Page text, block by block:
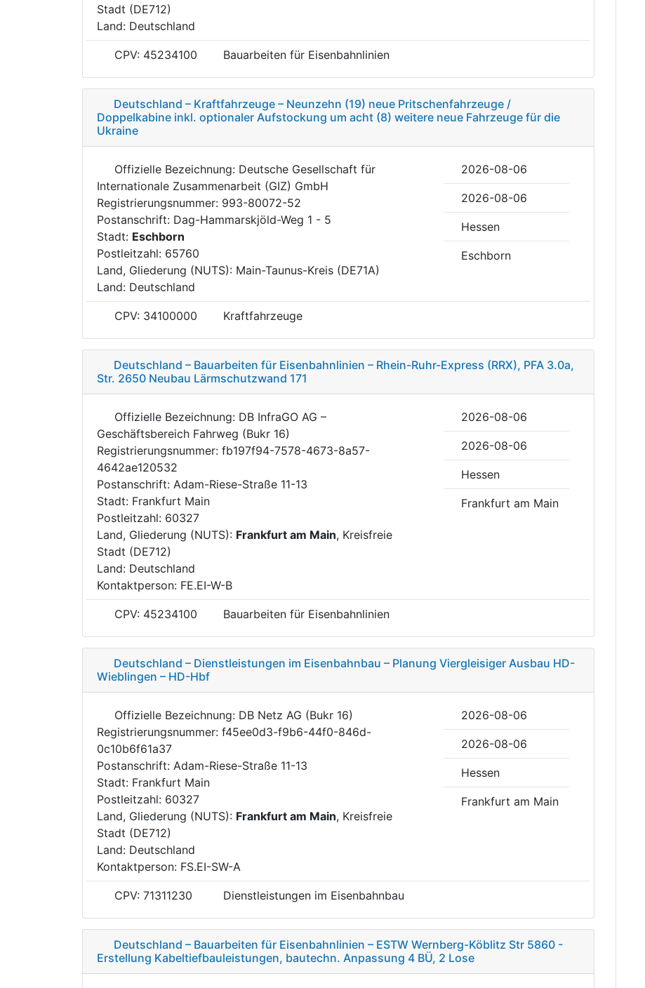
Stadt (DE712)
Land: Deutschland
CPV: 45234100 Bauarbeiten für Eisenbahnlinien
Deutschland – Kraftfahrzeuge – Neunzehn (19) neue Pritschenfahrzeuge /
Doppelkabine inkl. optionaler Aufstockung um acht (8) weitere neue Fahrzeuge für die
Ukraine
Offizielle Bezeichnung: Deutsche Gesellschaft für
Internationale Zusammenarbeit (GIZ) GmbH
Registrierungsnummer: 993-80072-52
Postanschrift: Dag-Hammarskjöld-Weg 1 - 5
Stadt: Eschborn
Postleitzahl: 65760
Land, Gliederung (NUTS): Main-Taunus-Kreis (DE71A)
Land: Deutschland
2026-08-06
2026-08-06
Hessen
Eschborn
CPV: 34100000 Kraftfahrzeuge
Deutschland – Bauarbeiten für Eisenbahnlinien – Rhein-Ruhr-Express (RRX), PFA 3.0a,
Str. 2650 Neubau Lärmschutzwand 171
Offizielle Bezeichnung: DB InfraGO AG –
Geschäftsbereich Fahrweg (Bukr 16)
Registrierungsnummer: fb197f94-7578-4673-8a57-
4642ae120532
Postanschrift: Adam-Riese-Straße 11-13
Stadt: Frankfurt Main
Postleitzahl: 60327
Land, Gliederung (NUTS): Frankfurt am Main, Kreisfreie
Stadt (DE712)
Land: Deutschland
Kontaktperson: FE.EI-W-B
2026-08-06
2026-08-06
Hessen
Frankfurt am Main
CPV: 45234100 Bauarbeiten für Eisenbahnlinien
Deutschland – Dienstleistungen im Eisenbahnbau – Planung Viergleisiger Ausbau HD-
Wieblingen – HD-Hbf
Offizielle Bezeichnung: DB Netz AG (Bukr 16)
Registrierungsnummer: f45ee0d3-f9b6-44f0-846d-
0c10b6f61a37
Postanschrift: Adam-Riese-Straße 11-13
Stadt: Frankfurt Main
Postleitzahl: 60327
Land, Gliederung (NUTS): Frankfurt am Main, Kreisfreie
Stadt (DE712)
Land: Deutschland
Kontaktperson: FS.EI-SW-A
2026-08-06
2026-08-06
Hessen
Frankfurt am Main
CPV: 71311230 Dienstleistungen im Eisenbahnbau
Deutschland – Bauarbeiten für Eisenbahnlinien – ESTW Wernberg-Köblitz Str 5860 -
Erstellung Kabeltiefbauleistungen, bautechn. Anpassung 4 BÜ, 2 Lose